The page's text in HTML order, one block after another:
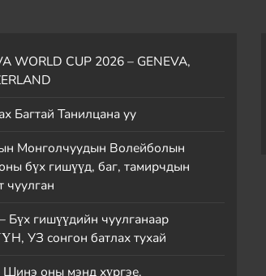
WORLD CUP 2026 – GENEVA,
Багтай Танилцана уу
Монголчуудын Волейболын
бүх гишүүд, баг, тамирчдын
чуулган
Бүх гишүүдийн чуулганаар
УЗ сонгон батлах тухай
Шинэ оны мэнд хүргэе.